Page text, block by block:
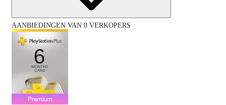
AANBIEDINGEN VAN 0 VERKOPERS